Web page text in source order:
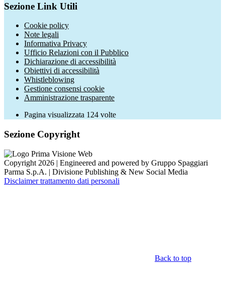
Sezione Link Utili
Cookie policy
Note legali
Informativa Privacy
Ufficio Relazioni con il Pubblico
Dichiarazione di accessibilità
Obiettivi di accessibilità
Whistleblowing
Gestione consensi cookie
Amministrazione trasparente
Pagina visualizzata 124 volte
Sezione Copyright
Copyright 2026 | Engineered and powered by Gruppo Spaggiari
Parma S.p.A. | Divisione Publishing & New Social Media
Disclaimer trattamento dati personali
Back to top